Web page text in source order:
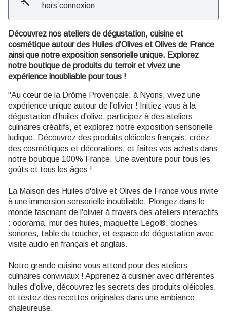
hors connexion
Découvrez nos ateliers de dégustation, cuisine et
cosmétique autour des Huiles d’Olives et Olives de France
ainsi que notre exposition sensorielle unique. Explorez
notre boutique de produits du terroir et vivez une
expérience inoubliable pour tous !
"Au cœur de la Drôme Provençale, à Nyons, vivez une
expérience unique autour de l'olivier ! Initiez-vous à la
dégustation d'huiles d'olive, participez à des ateliers
culinaires créatifs, et explorez notre exposition sensorielle
ludique. Découvrez des produits oléicoles français, créez
des cosmétiques et décorations, et faites vos achats dans
notre boutique 100% France. Une aventure pour tous les
goûts et tous les âges !
La Maison des Huiles d'olive et Olives de France vous invite
à une immersion sensorielle inoubliable. Plongez dans le
monde fascinant de l'olivier à travers des ateliers interactifs
: odorama, mur des huiles, maquette Lego®, cloches
sonores, table du toucher, et espace de dégustation avec
visite audio en français et anglais.
Notre grande cuisine vous attend pour des ateliers
culinaires conviviaux ! Apprenez à cuisiner avec différentes
huiles d'olive, découvrez les secrets des produits oléicoles,
et testez des recettes originales dans une ambiance
chaleureuse.